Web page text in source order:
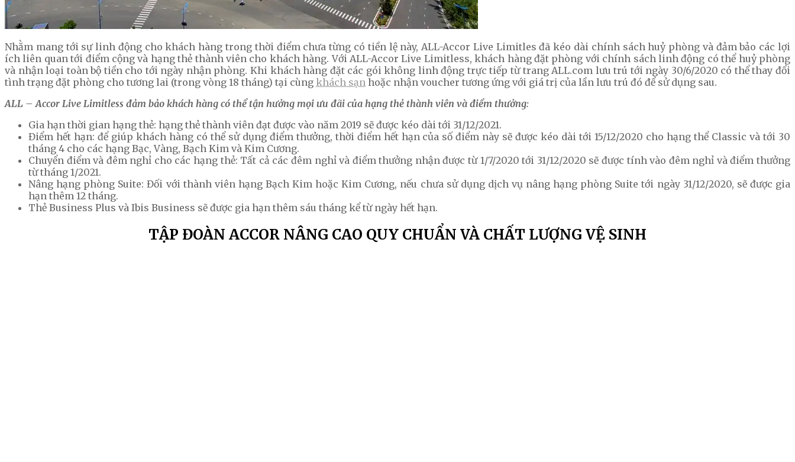
Nhằm mang tới sự linh động cho khách hàng trong thời điểm chưa từng có tiền lệ này, ALL-Accor Live Limitles đã kéo dài chính sách huỷ phòng và đảm bảo các lợi
ích liên quan tới điểm cộng và hạng thẻ thành viên cho khách hàng. Với ALL-Accor Live Limitless, khách hàng đặt phòng với chính sách linh động có thể huỷ phòng
và nhận loại toàn bộ tiền cho tới ngày nhận phòng. Khi khách hàng đặt các gói không linh động trực tiếp từ trang ALL.com lưu trú tới ngày 30/6/2020 có thể thay đổi
tình trạng đặt phòng cho tương lai (trong vòng 18 tháng) tại cùng khách sạn hoặc nhận voucher tương ứng với giá trị của lần lưu trú đó để sử dụng sau.
ALL – Accor Live Limitless đảm bảo khách hàng có thể tận hưởng mọi ưu đãi của hạng thẻ thành viên và điểm thưởng:
Gia hạn thời gian hạng thẻ: hạng thẻ thành viên đạt được vào năm 2019 sẽ được kéo dài tới 31/12/2021.
Điểm hết hạn: để giúp khách hàng có thể sử dụng điểm thưởng, thời điểm hết hạn của số điểm này sẽ được kéo dài tới 15/12/2020 cho hạng thể Classic và tới 30
tháng 4 cho các hạng Bạc, Vàng, Bạch Kim và Kim Cương.
Chuyển điểm và đêm nghỉ cho các hạng thẻ: Tất cả các đêm nghỉ và điểm thưởng nhận được từ 1/7/2020 tới 31/12/2020 sẽ được tính vào đêm nghỉ và điểm thưởng
từ tháng 1/2021.
Nâng hạng phòng Suite: Đối với thành viên hạng Bạch Kim hoặc Kim Cương, nếu chưa sử dụng dịch vụ nâng hạng phòng Suite tới ngày 31/12/2020, sẽ được gia
hạn thêm 12 tháng.
Thẻ Business Plus và Ibis Business sẽ được gia hạn thêm sáu tháng kể từ ngày hết hạn.
TẬP ĐOÀN ACCOR NÂNG CAO QUY CHUẨN VÀ CHẤT LƯỢNG VỆ SINH